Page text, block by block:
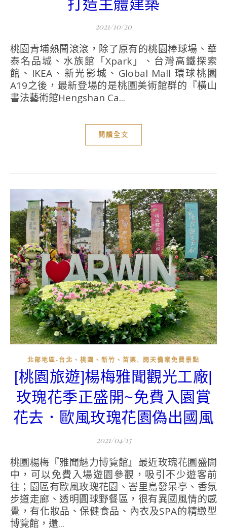
打造主體建築
2021/10/20
桃園青埔熱鬧滾滾，除了原有的桃園棒球場、華
泰名品城、水族館「Xpark」、台灣高鐵探索
館、IKEA、新光影城、Global Mall 環球桃園
A19之後，最新登場的是桃園美術館群的『橫山
書法藝術館Hengshan Ca...
閱讀全文
北部地區-台北、桃園、新竹、苗栗 , 雨天備案免費景點
[桃園旅遊]楊梅雅聞觀光工廠|
玫瑰花季正盛開~免費入園賞
花去．歐風玫瑰花園偽出國風
2021/04/15
桃園楊梅『雅聞魅力博覽館』最近玫瑰花園盛開
中，可以免費入場遊園參觀，吸引不少遊客前
往；園區有歐風玫瑰花園、峇里島發呆亭、香氛
步道走廊、透明圓球野餐區，很有異國風情的感
覺，有化妝品、保健食品、內衣及SPA的精緻型
博覽館，還...